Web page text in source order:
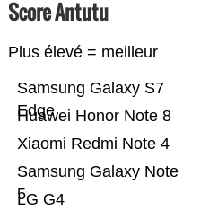
Score Antutu
Plus élevé = meilleur
LG G4
Samsung Galaxy Note
5
Xiaomi Redmi Note 4
Huawei Honor Note 8
Samsung Galaxy S7
Edge